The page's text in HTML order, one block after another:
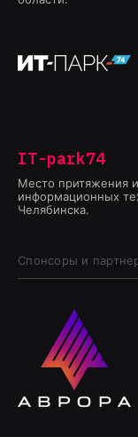
IT-park74
Место притяжения
информационных
Челябинска.
Спонсоры и